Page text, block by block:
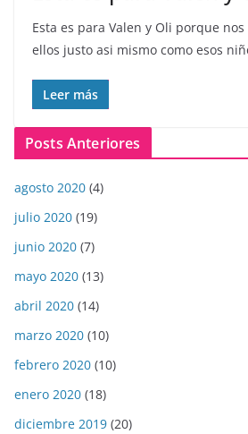
Esta es para Valen y Oli porque
ellos justo asi mismo como esos
Leer más
Posts Anteriores
agosto 2020 (4)
julio 2020 (19)
junio 2020 (7)
mayo 2020 (13)
abril 2020 (14)
marzo 2020 (10)
febrero 2020 (10)
enero 2020 (18)
diciembre 2019 (20)